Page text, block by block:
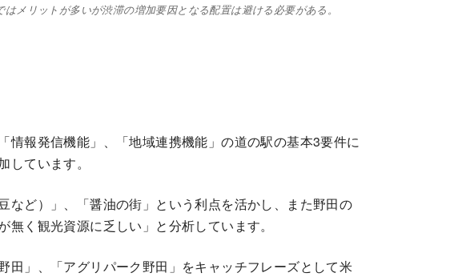
メリットが多いが渋滞の増加要因となる配置は避ける必要がある。
情報発信機能」、「地域連携機能」の道の駅の基本3要件に
ています。
など）」、「醤油の街」という利点を活かし、また野田の
く観光資源に乏しい」と分析しています。
田」、「アグリパーク野田」をキャッチフレーズとして米